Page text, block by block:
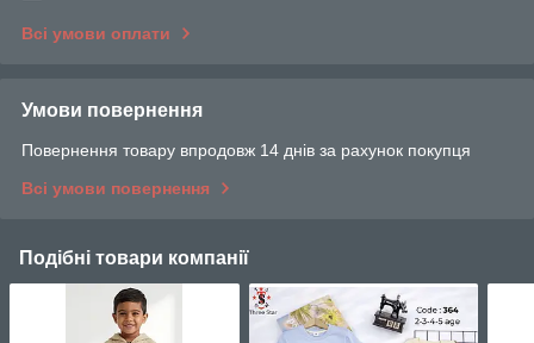
Всі умови оплати
Умови повернення
Повернення товару впродовж 14 днів за рахунок покупця
Всі умови повернення
Подібні товари компанії